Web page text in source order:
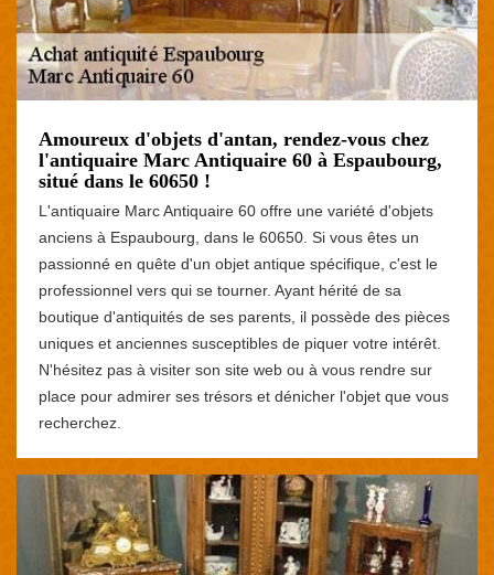
Amoureux d'objets d'antan, rendez-vous chez
l'antiquaire Marc Antiquaire 60 à Espaubourg,
situé dans le 60650 !
L'antiquaire Marc Antiquaire 60 offre une variété d'objets
anciens à Espaubourg, dans le 60650. Si vous êtes un
passionné en quête d'un objet antique spécifique, c'est le
professionnel vers qui se tourner. Ayant hérité de sa
boutique d'antiquités de ses parents, il possède des pièces
uniques et anciennes susceptibles de piquer votre intérêt.
N'hésitez pas à visiter son site web ou à vous rendre sur
place pour admirer ses trésors et dénicher l'objet que vous
recherchez.